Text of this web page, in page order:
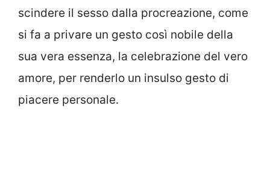
scindere il sesso dalla procreazione, come
si fa a privare un gesto così nobile della
sua vera essenza, la celebrazione del vero
amore, per renderlo un insulso gesto di
piacere personale.